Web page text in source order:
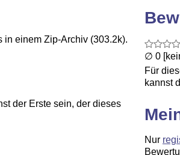
einem Zip-Archiv (303.2k).
der Erste sein, der dieses
∅ 0
Für
kannst
Nur